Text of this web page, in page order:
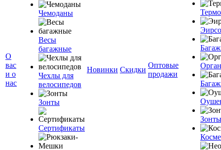
О
вас
и о
нас
Чемоданы
Весы
багажные
Чехлы для
велосипедов
Зонты
Сертификаты
Новинки Скидки
Оптовые
продажи
Зонты